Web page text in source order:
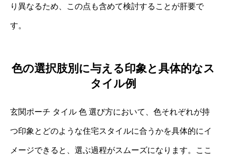
り異なるため、この点も含めて検討することが肝要で
す。
色の選択肢別に与える印象と具体的なス
タイル例
玄関ポーチ タイル 色 選び方において、色それぞれが持
つ印象とどのような住宅スタイルに合うかを具体的にイ
メージできると、選ぶ過程がスムーズになります。ここ